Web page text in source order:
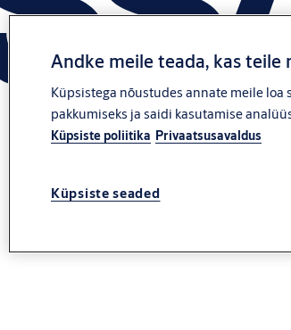
Andke meile teada, kas teile
Küpsistega nõustudes annate meile
pakkumiseks ja saidi kasutamise
Küpsiste poliitika Privaatsusavaldus
Küpsiste seaded